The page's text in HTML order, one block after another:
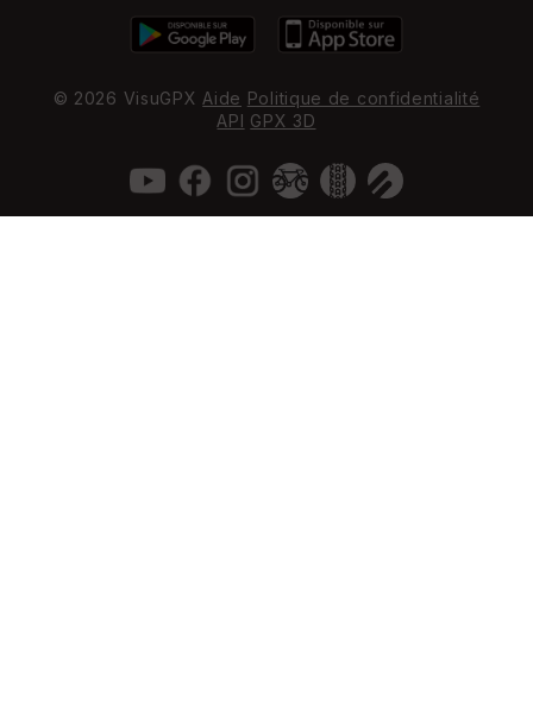
© 2026 VisuGPXAide Politique de confidentialité
API
GPX 3D